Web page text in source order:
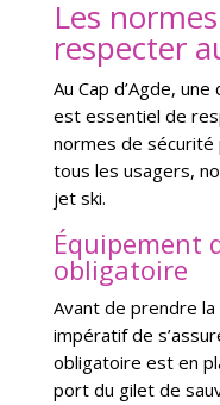
Les
respecter
Au Cap d’Agde,
est essentiel de
normes de
tous les usagers,
jet ski.
Équipement
obligatoire
Avant de prendre la
impératif de
obligatoire est en
port du gilet de